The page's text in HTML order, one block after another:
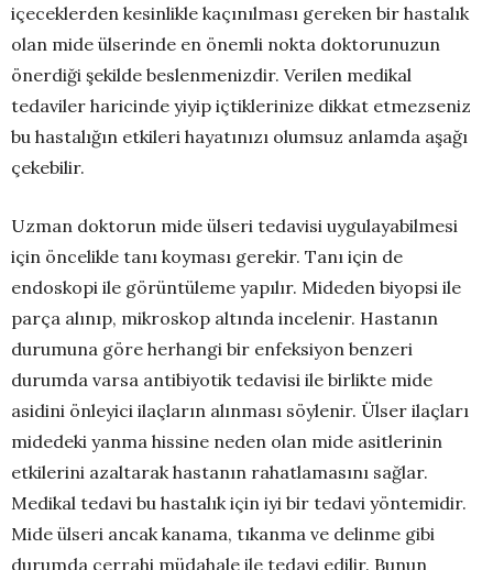
içeceklerden kesinlikle kaçınılması gereken bir hastalık
olan mide ülserinde en önemli nokta doktorunuzun
önerdiği şekilde beslenmenizdir. Verilen medikal
tedaviler haricinde yiyip içtiklerinize dikkat etmezseniz
bu hastalığın etkileri hayatınızı olumsuz anlamda aşağı
çekebilir.
Uzman doktorun mide ülseri tedavisi uygulayabilmesi
için öncelikle tanı koyması gerekir. Tanı için de
endoskopi ile görüntüleme yapılır. Mideden biyopsi ile
parça alınıp, mikroskop altında incelenir. Hastanın
durumuna göre herhangi bir enfeksiyon benzeri
durumda varsa antibiyotik tedavisi ile birlikte mide
asidini önleyici ilaçların alınması söylenir. Ülser ilaçları
midedeki yanma hissine neden olan mide asitlerinin
etkilerini azaltarak hastanın rahatlamasını sağlar.
Medikal tedavi bu hastalık için iyi bir tedavi yöntemidir.
Mide ülseri ancak kanama, tıkanma ve delinme gibi
durumda cerrahi müdahale ile tedavi edilir. Bunun